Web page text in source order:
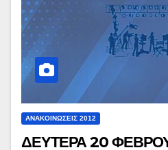
ΑΝΑΚΟΙΝΏΣΕΙΣ 2012
ΔΕΥΤΕΡΑ 20